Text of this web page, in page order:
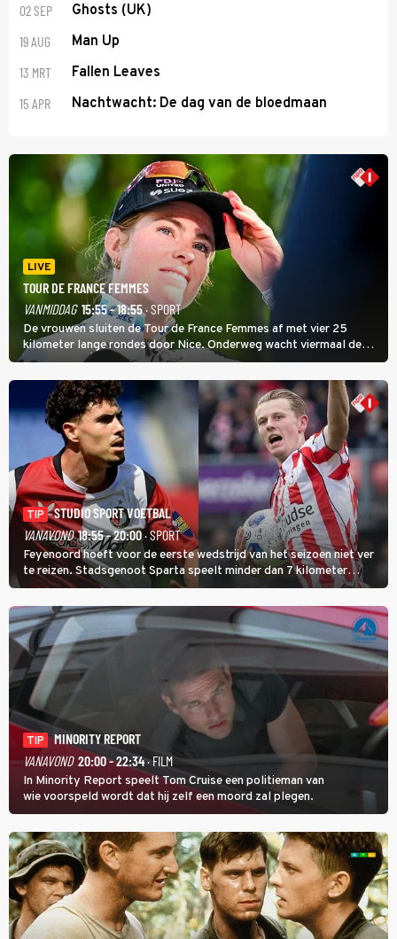
02 SEP Ghosts (UK)
19 AUG Man Up
13 MRT Fallen Leaves
15 APR Nachtwacht: De dag van de bloedmaan
LIVE
TOUR DE FRANCE FEMMES
VANMIDDAG 15:55 - 18:55· SPORT
De vrouwen sluiten de Tour de France Femmes af met vier 25
kilometer lange rondes door Nice. Onderweg wacht viermaal de
zware Col d'Èze. Aan de finish op de Promenade des Anglais krijgt
de eindwinnaar de laatste gele trui.
TIP
STUDIO SPORT VOETBAL
VANAVOND 18:55 - 20:00· SPORT
Feyenoord hoeft voor de eerste wedstrijd van het seizoen niet ver
te reizen. Stadsgenoot Sparta speelt minder dan 7 kilometer
verderop. Feyenoord trok de Spaanse spits Nacho Ferri aan van
KVC Westerlo uit België.
TIP
MINORITY REPORT
VANAVOND 20:00 - 22:34· FILM
In Minority Report speelt Tom Cruise een politieman van
wie voorspeld wordt dat hij zelf een moord zal plegen.